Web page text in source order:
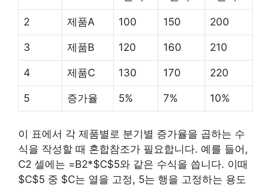
2 제품A 100 150 200
3 제품B 120 160 210
4 제품C 130 170 220
5 증가율 5% 7% 10%
이 표에서 각 제품별로 분기별 증가율을 곱하는 수
식을 작성할 때 혼합참조가 필요합니다. 예를 들어,
C2 셀에는 =B2*$C$5와 같은 수식을 씁니다. 이때
$C$5 중 $C는 열을 고정, 5는 행을 고정하는 용도